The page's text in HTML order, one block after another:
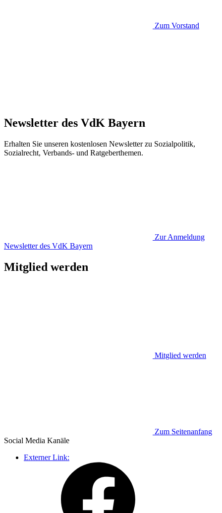
Zum Vorstand
Newsletter des VdK Bayern
Erhalten Sie unseren kostenlosen Newsletter zu Sozialpolitik,
Sozialrecht, Verbands- und Ratgeberthemen.
Zur Anmeldung
Newsletter des VdK Bayern
Mitglied werden
Mitglied werden
Zum Seitenanfang
Social Media Kanäle
Externer Link: